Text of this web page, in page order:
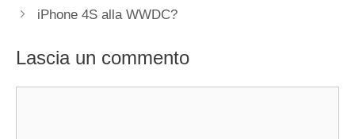
iPhone 4S alla WWDC?
Lascia un commento